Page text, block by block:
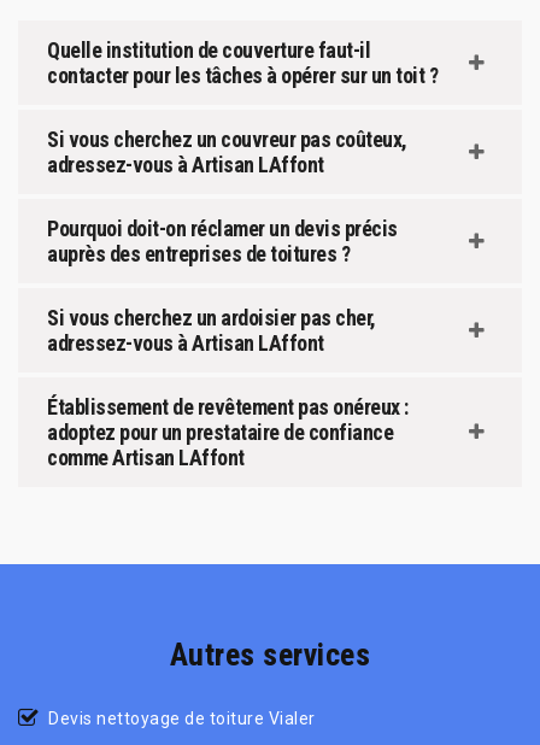
Quelle institution de couverture faut-il
contacter pour les tâches à opérer sur un toit ?
Si vous cherchez un couvreur pas coûteux,
adressez-vous à Artisan LAffont
Pourquoi doit-on réclamer un devis précis
auprès des entreprises de toitures ?
Si vous cherchez un ardoisier pas cher,
adressez-vous à Artisan LAffont
Établissement de revêtement pas onéreux :
adoptez pour un prestataire de confiance
comme Artisan LAffont
Autres services
Devis nettoyage de toiture Vialer